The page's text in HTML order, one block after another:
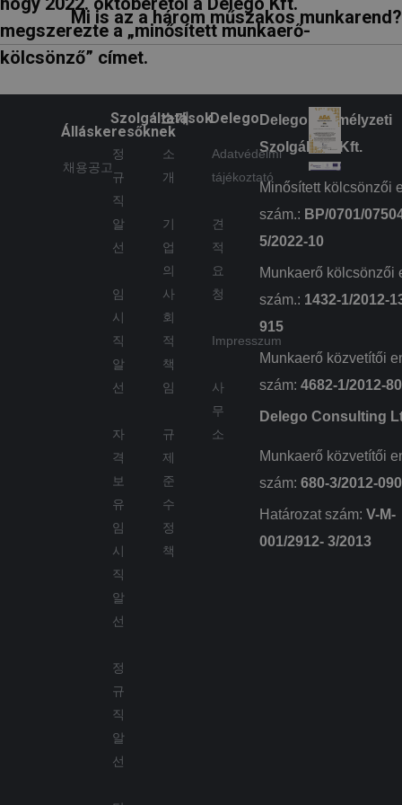
megszerezte a „minősített munkaerő-
kölcsönző” címet.
Mi is az a három műszakos munkarend?
Álláskeresőknek
채용공고
Szolgáltatások
정
규
직
알
선
임
시
직
알
선
자
격
보
유
임
시
직
알
선
정
규
직
알
선
소개
소
개
기
업
의
사
회
적
책
임
규
제
준
수
정
책
Delego
Adatvédelmi
tájékoztató
견
적
요
청
Impresszum
사
무
소
Delego Személyzeti
Szolgáltató Kft.
Minősített kölcsönzői
szám.: BP/0701/
5/2022-10
Munkaerő kölcsönzői
szám.: 1432-1/2012-
915
Munkaerő közvetítői
szám:4682-1/2012-
Delego Consulting
Munkaerő közvetítői
szám:680-3/2012-
Határozat szám:V-M-
001/2912- 3/2013
használja a
munkamenet
állapotának
megőrzésére.
Universal Analytics-
hez - amely jelentős
frissítés a Google
által leggyakrabban
használt elemzési
szolgáltatáshoz. Ez a
süti az egyedi
felhasználók
szolgál,
véletlenszerűen
generált szám
hozzárendelésével
A webhely minden
szerepel, és a
kampányadatainak
kiszámítására szolgál.
_gid
Google
.delego.hu
1 nap
Ezt a sütit a Google
Minden
meglátogatott oldal
és frissít, és az
oldalmegtekintések
számlálására és
nyomon követésére
Név
wpglobus-language-
wpglobus-language
cookie_notice_accepted